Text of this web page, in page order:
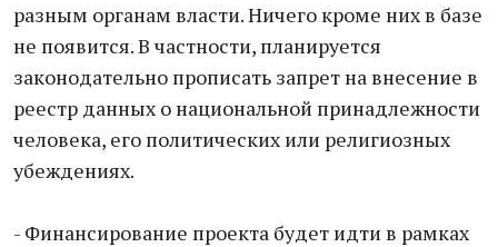
разным органам власти. Ничего кроме них в базе
не появится. В частности, планируется
законодательно прописать запрет на внесение в
реестр данных о национальной принадлежности
человека, его политических или религиозных
убеждениях.
- Финансирование проекта будет идти в рамках